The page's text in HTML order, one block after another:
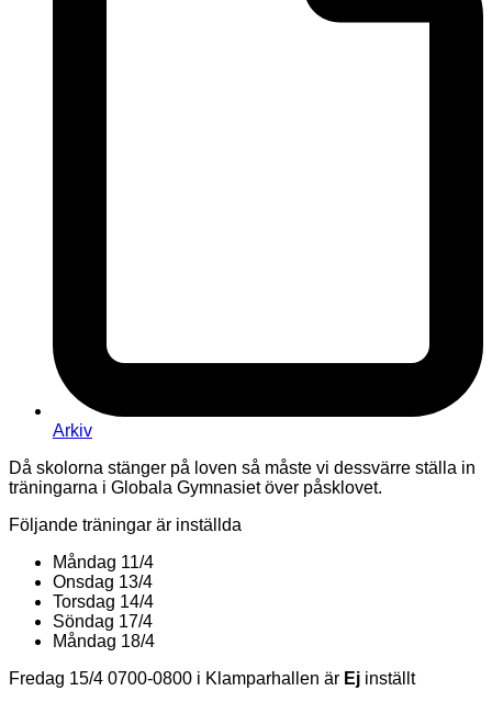
Arkiv
Då skolorna stänger på loven så måste vi dessvärre ställa in
träningarna i Globala Gymnasiet över påsklovet.
Följande träningar är inställda
Måndag 11/4
Onsdag 13/4
Torsdag 14/4
Söndag 17/4
Måndag 18/4
Fredag 15/4 0700-0800 i Klamparhallen är Ej inställt